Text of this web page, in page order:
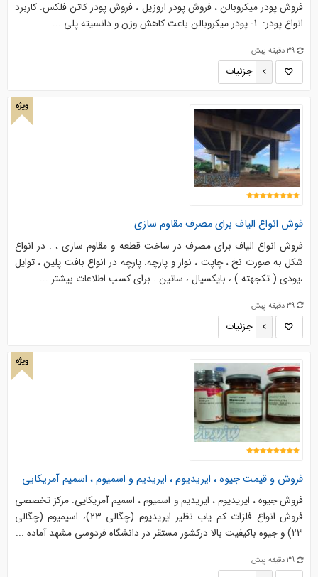
فروش پودر میکروبالن ، فروش پودر اروزیل ، فروش پودر کاتن فلکس. کاربرد
انواع پودر:. 1- پودر میکروبالن باعث کاهش وزن و دانسیته پلی ...
39 دقیقه پیش
جزئیات
ویژه
فوش انواع الیاف برای مصرف مقاوم سازی
فروش انواع الیاف برای مصرف در ساخت قطعه و مقاوم سازی ، . در انواع
شکل به صورت نخ ، چاپت ، نوار و پارچه. پارچه در انواع بافت پلین ، توایل
،یودی ( تکجهته ) ، بایکسیال ، ساتین . برای کسب اطلاعات بیشتر ...
39 دقیقه پیش
جزئیات
ویژه
فروش و قیمت جیوه ، ایریدیوم ، ایریدیم و اسمیوم ، اسمیم آمریکایی
فروش جیوه ، ایریدیوم ، ایریدیم و اسمیوم ، اسمیم آمریکایی. مرکز تخصصی
فروش انواع فلزات کم یاب نظیر ایریدیوم (چگالی 23)، اسیمیوم (چگالی
23) و جیوه باکیفیت بالا درکشور مستقر در دانشگاه فردوسی مشهد آماده ...
39 دقیقه پیش